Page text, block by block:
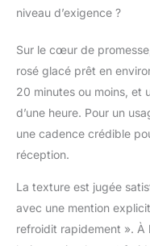
niveau d’exigence ?
Sur le cœur de
rosé glacé prêt en
20 minutes ou moins, et
d’une heure. Pour un
une cadence crédible
réception.
La texture est jugée
avec une mention
refroidit rapidement ». À